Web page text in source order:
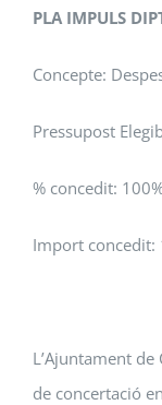
PLA IMPULS
Concepte:
Pressupost
% concedit:
Import concedit:
L’Ajuntament de
de concertació